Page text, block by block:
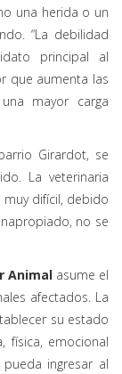
una herida o un
“La debilidad
principal al
que aumenta las
mayor carga
Girardot, se
La veterinaria
difícil, debido
no se
Animal asume el
afectados. La
su estado
física, emocional
ingresar al